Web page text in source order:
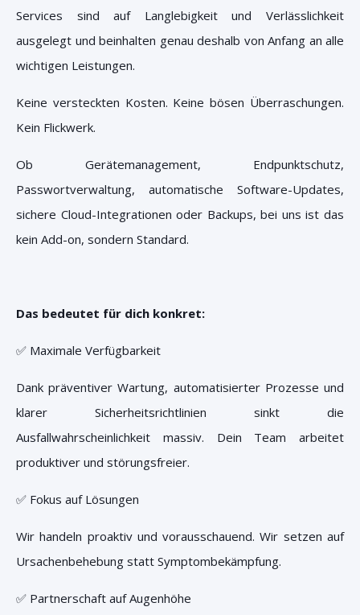
Services sind auf Langlebigkeit und Verlässlichkeit
ausgelegt und beinhalten genau deshalb von Anfang an alle
wichtigen Leistungen.
Keine versteckten Kosten. Keine bösen Überraschungen.
Kein Flickwerk.
Ob Gerätemanagement, Endpunktschutz,
Passwortverwaltung, automatische Software-Updates,
sichere Cloud-Integrationen oder Backups, bei uns ist das
kein Add-on, sondern Standard.
Das bedeutet für dich konkret:
✅ Maximale Verfügbarkeit
Dank präventiver Wartung, automatisierter Prozesse und
klarer Sicherheitsrichtlinien sinkt die
Ausfallwahrscheinlichkeit massiv. Dein Team arbeitet
produktiver und störungsfreier.
✅ Fokus auf Lösungen
Wir handeln proaktiv und vorausschauend. Wir setzen auf
Ursachenbehebung statt Symptombekämpfung.
✅ Partnerschaft auf Augenhöhe